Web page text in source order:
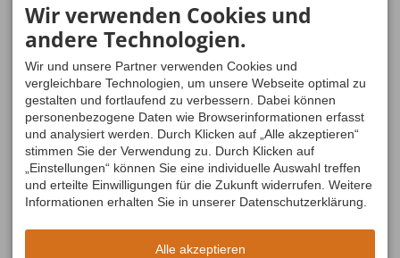
Stöcke zum Einzelverleih
Verleih | Stöcke
Qualitätsstöcke für die gute Balance in jedem Gelände.
Stabil, leicht mit ergonomischen Griffen. - Ausführung je
Wir verwenden Cookies und
andere Technologien.
Wir und unsere Partner verwenden Cookies und
vergleichbare Technologien, um unsere Webseite optimal zu
gestalten und fortlaufend zu verbessern. Dabei können
personenbezogene Daten wie Browserinformationen erfasst
und analysiert werden. Durch Klicken auf „Alle akzeptieren“
stimmen Sie der Verwendung zu. Durch Klicken auf
„Einstellungen“ können Sie eine individuelle Auswahl treffen
und erteilte Einwilligungen für die Zukunft widerrufen. Weitere
Informationen erhalten Sie in unserer Datenschutzerklärung.
Alle akzeptieren